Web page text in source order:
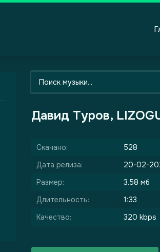
Давид Туров,
Скачано:
528
Дата релиза:
20-02-
Размер:
3.58 мб
Длительность:
1:33
Качество:
320 kbps